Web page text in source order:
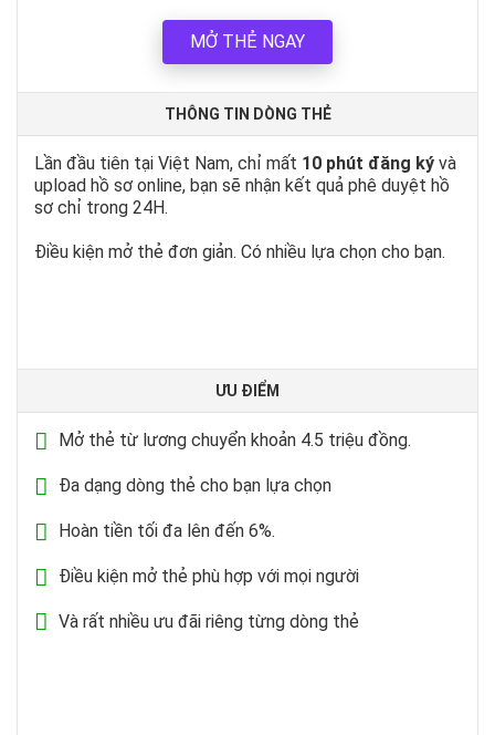
MỞ THẺ NGAY
THÔNG TIN DÒNG THẺ
Lần đầu tiên tại Việt Nam, chỉ mất 10 phút đăng ký và
upload hồ sơ online, bạn sẽ nhận kết quả phê duyệt hồ
sơ chỉ trong 24H.
Điều kiện mở thẻ đơn giản. Có nhiều lựa chọn cho bạn.
ƯU ĐIỂM
Mở thẻ từ lương chuyển khoản 4.5 triệu đồng.
Đa dạng dòng thẻ cho bạn lựa chọn
Hoàn tiền tối đa lên đến 6%.
Điều kiện mở thẻ phù hợp với mọi người
Và rất nhiều ưu đãi riêng từng dòng thẻ